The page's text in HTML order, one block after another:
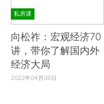
私房课
向松祚：宏观经济70
讲，带你了解国内外
经济大局
2022年04月06日